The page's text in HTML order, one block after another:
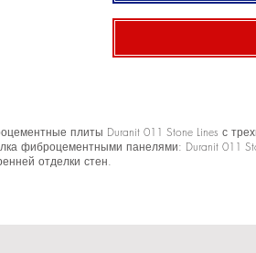
плиты Duranit 011 Stone Lines с
фиброцементными панелями: Duranit 011
отделки стен.